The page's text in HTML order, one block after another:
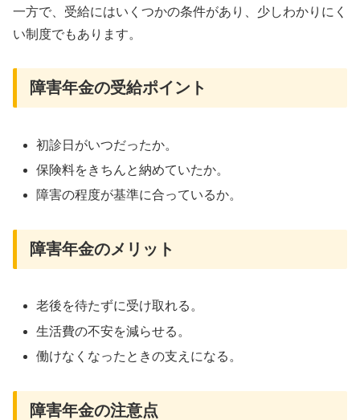
一方で、受給にはいくつかの条件があり、少しわかりにく
い制度でもあります。
障害年金の受給ポイント
初診日がいつだったか。
保険料をきちんと納めていたか。
障害の程度が基準に合っているか。
障害年金のメリット
老後を待たずに受け取れる。
生活費の不安を減らせる。
働けなくなったときの支えになる。
障害年金の注意点